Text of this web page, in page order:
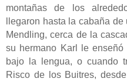
montañas de los
llegaron hasta la cabaña
Mendling, cerca de la
su hermano Karl le
bajo la lengua, o cuando
Risco de los Buitres,